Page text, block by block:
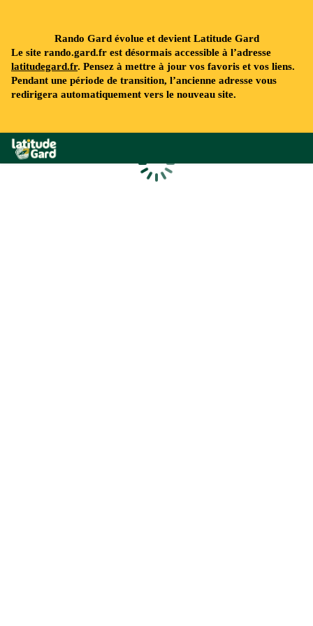
Rando Gard évolue et devient Latitude Gard
Le site rando.gard.fr est désormais accessible à l’adresse
latitudegard.fr. Pensez à mettre à jour vos favoris et vos liens.
Pendant une période de transition, l’ancienne adresse vous
redirigera automatiquement vers le nouveau site.
Rando Gard
Chargement